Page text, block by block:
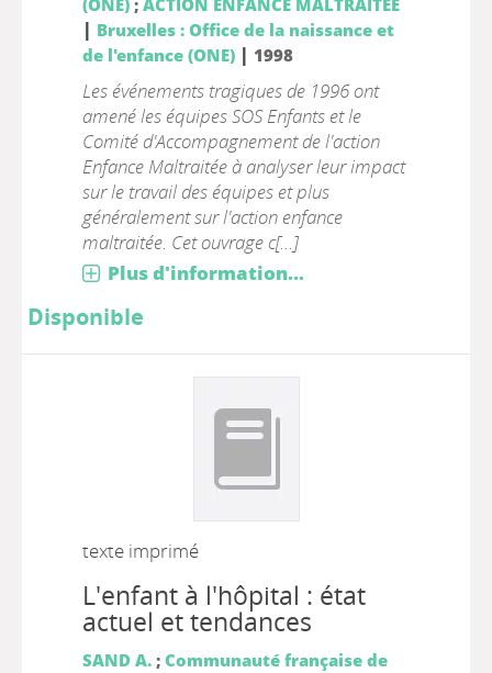
(ONE); ACTION ENFANCE MALTRAITEE
| Bruxelles : Office de la naissance et
de l'enfance (ONE)| 1998
Les événements tragiques de 1996 ont
amené les équipes SOS Enfants et le
Comité d'Accompagnement de l'action
Enfance Maltraitée à analyser leur impact
sur le travail des équipes et plus
généralement sur l'action enfance
maltraitée. Cet ouvrage c[...]
Plus d'information...
Disponible
texte imprimé
L'enfant à l'hôpital : état
actuel et tendances
SAND A.; Communauté française de